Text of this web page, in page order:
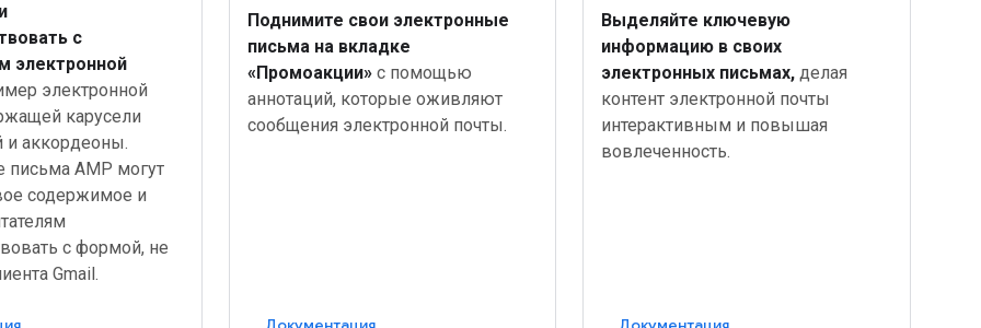
с
электронной
электронной
карусели
и аккордеоны.
письма AMP могут
содержимое и
с формой, не
Gmail.
Поднимите свои электронные
письма на вкладке
«Промоакции»с помощью
аннотаций, которые оживляют
сообщения электронной почты.
Выделяйте ключевую
информацию в своих
электронных письмах, делая
контент электронной почты
интерактивным и повышая
вовлеченность.